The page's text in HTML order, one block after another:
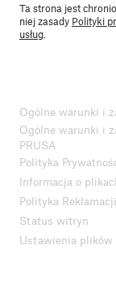
Ta strona jest
niej zasady Polityki
usług
Ogólne warunki i
Ogólne warunki i
PRUSA
Polityka
Informacja o
Polityka Reklamacji
Status witryn
Ustawienia plików